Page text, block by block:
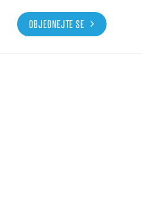
OBJEDNEJTE SE